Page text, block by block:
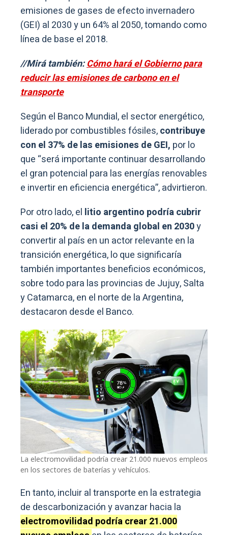
emisiones de gases de efecto invernadero
(GEI) al 2030 y un 64% al 2050, tomando como
línea de base el 2018.
//Mirá también:Cómo hará el Gobierno para
reducir las emisiones de carbono en el
transporte
Según el Banco Mundial, el sector energético,
liderado por combustibles fósiles,contribuye
con el 37% de las emisiones de GEI, por lo
que “será importante continuar desarrollando
el gran potencial para las energías renovables
e invertir en eficiencia energética”, advirtieron.
Por otro lado, el litio argentino podría cubrir
casi el 20% de la demanda global en 2030y
convertir al país en un actor relevante en la
transición energética, lo que significaría
también importantes beneficios económicos,
sobre todo para las provincias de Jujuy, Salta
y Catamarca, en el norte de la Argentina,
destacaron desde el Banco.
La electromovilidad podría crear 21.000 nuevos empleos
en los sectores de baterías y vehículos.
En tanto, incluir al transporte en la estrategia
de descarbonización y avanzar hacia la
electromovilidad podría crear 21.000